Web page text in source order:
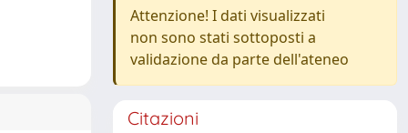
Attenzione! I dati visualizzati
non sono stati sottoposti a
validazione da parte dell'ateneo
Citazioni